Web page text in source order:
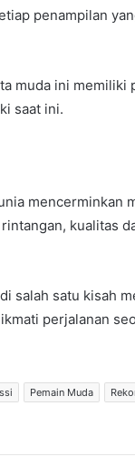
penampilan
muda ini memiliki
saat ini.
mencerminkan
kualitas
salah satu kisah
perjalanan
Pemain Muda